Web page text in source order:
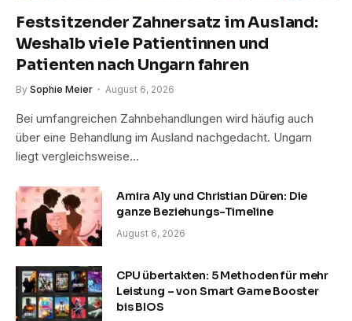
Festsitzender Zahnersatz im Ausland:
Weshalb viele Patientinnen und
Patienten nach Ungarn fahren
By Sophie Meier August 6, 2026
Bei umfangreichen Zahnbehandlungen wird häufig auch
über eine Behandlung im Ausland nachgedacht. Ungarn
liegt vergleichsweise…
Amira Aly und Christian Düren: Die
ganze Beziehungs-Timeline
August 6, 2026
CPU übertakten: 5 Methoden für mehr
Leistung – von Smart Game Booster
bis BIOS